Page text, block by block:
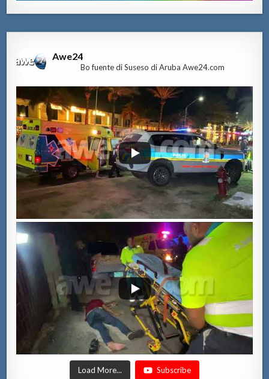
Awe24
Bo fuente di Suseso di Aruba Awe24.com
Load More... Subscribe